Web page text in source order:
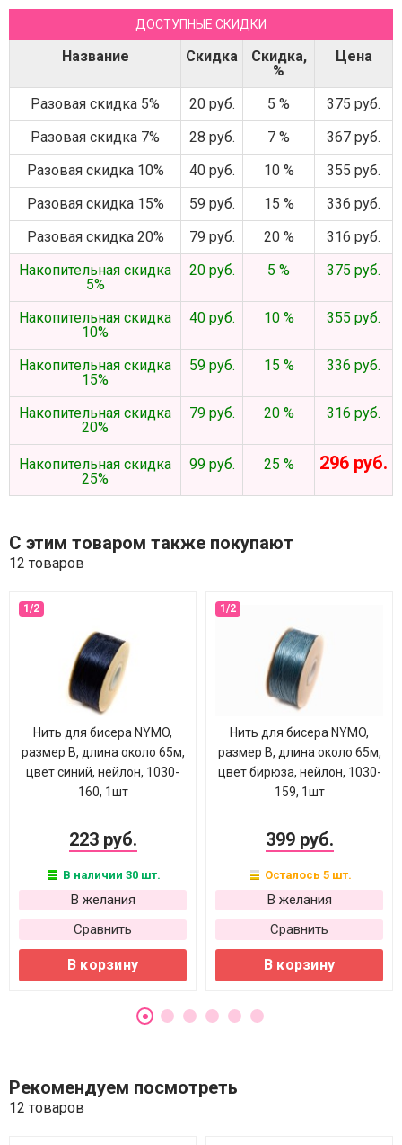
ДОСТУПНЫЕ СКИДКИ
Название Скидка
Скидка,
%
Цена
Разовая скидка 5% 20 руб. 5 %
375 руб.
Разовая скидка 7%
28 руб. 7 %
367 руб.
Разовая скидка 10%
40 руб. 10 %
355 руб.
Разовая скидка 15%
59 руб. 15 %
336 руб.
Разовая скидка 20%
79 руб. 20 %
316 руб.
Накопительная скидка
5%
20 руб. 5 % 375 руб.
Накопительная скидка
10%
40 руб. 10 % 355 руб.
Накопительная скидка
15%
59 руб. 15 % 336 руб.
Накопительная скидка
20%
79 руб. 20 % 316 руб.
Накопительная скидка
25%
99 руб. 25 % 296 руб.
С этим товаром также покупают
12 товаров
Нить для бисера NYMO,
размер B, длина около 65м,
цвет синий, нейлон, 1030-
160, 1шт
223 руб.
В наличии 30 шт.
В желания
Сравнить
В корзину
Нить для бисера NYMO,
размер B, длина около 65м,
цвет бирюза, нейлон, 1030-
159, 1шт
399 руб.
Осталось 5 шт.
В желания
Сравнить
В корзину
Рекомендуем посмотреть
12 товаров